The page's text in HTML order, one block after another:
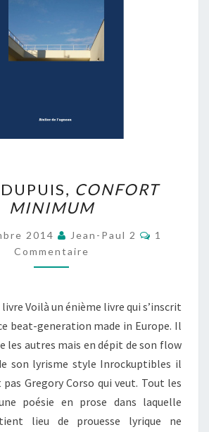
DUPUIS,
CONFORT
MINIMUM
CONFORT
MINIMUM
2014 Jean-Paul 2
1
Commentaire
livre Voilà un énième livre qui s’inscrit
beat-generation made in Europe. Il
les autres mais en dépit de son flow
son lyrisme style Inrockuptibles il
pas Gregory Corso qui veut. Tout les
poésie en prose dans laquelle
tient lieu de prouesse lyrique ne